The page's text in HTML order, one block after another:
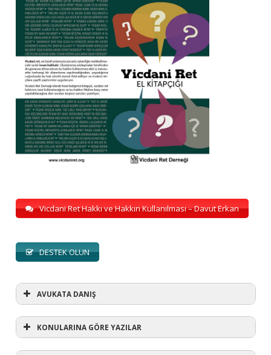
Vicdani Ret Hakkı ve Hakkın Kullanılması – Davut Erkan
DESTEK OLUN
AVUKATA DANIŞ
KONULARINA GÖRE YAZILAR